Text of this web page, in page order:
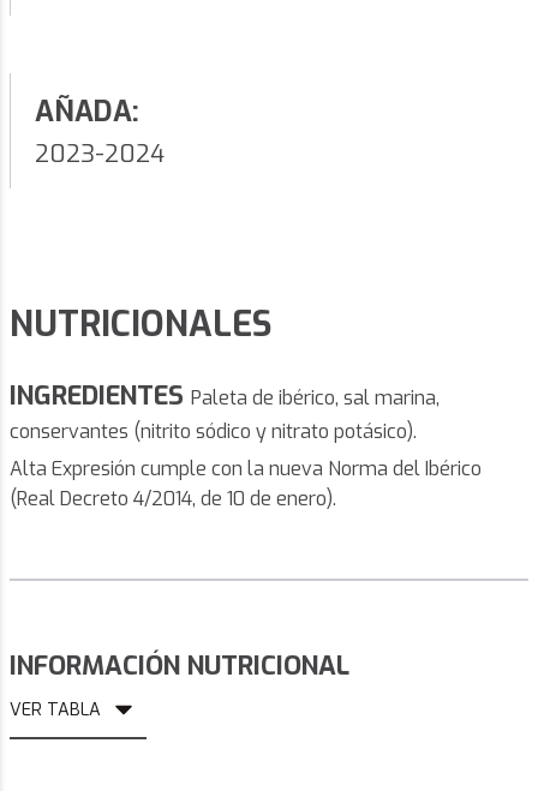
AÑADA:
2023-2024
NUTRICIONALES
INGREDIENTES Paleta de ibérico, sal marina,
conservantes (nitrito sódico y nitrato potásico).
Alta Expresión cumple con la nueva Norma del Ibérico
(Real Decreto 4/2014, de 10 de enero).
INFORMACIÓN NUTRICIONAL
VER TABLA